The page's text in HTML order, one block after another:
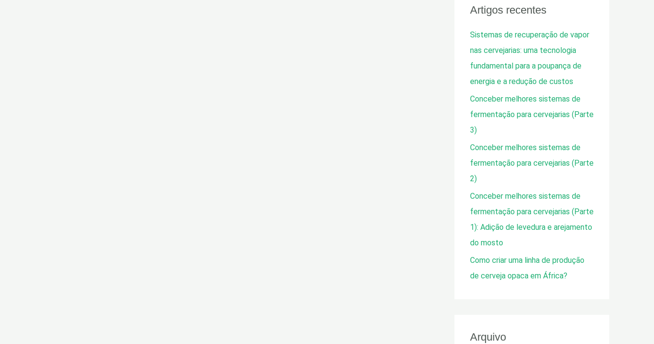
u
a
r
p
o
r
Artigos recentes
Sistemas de recuperação de vapor
nas cervejarias: uma tecnologia
fundamental para a poupança de
energia e a redução de custos
Conceber melhores sistemas de
fermentação para cervejarias (Parte
3)
Conceber melhores sistemas de
fermentação para cervejarias (Parte
2)
Conceber melhores sistemas de
fermentação para cervejarias (Parte
1): Adição de levedura e arejamento
do mosto
Como criar uma linha de produção
de cerveja opaca em África?
Arquivo